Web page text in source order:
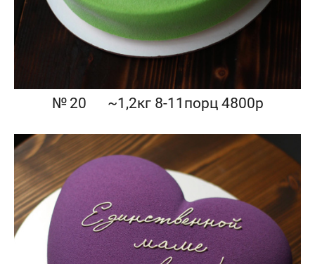
№ 20⠀⠀~1,2кг 8-11порц 4800р